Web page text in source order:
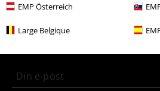
EMP Österreich
Large Belgique
Nyhetsbrev
15% rabatt när du registrerar dig för vårt